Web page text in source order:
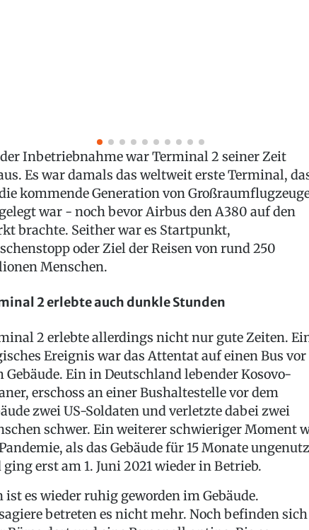
Inbetriebnahme war Terminal 2 seiner Zeit
Es war damals das weltweit erste Terminal,
kommende Generation von
war - noch bevor Airbus den A380 auf den
brachte. Seither war es Startpunkt,
oder Ziel der Reisen von rund 250
Menschen.
2 erlebte auch dunkle Stunden
2 erlebte allerdings nicht nur gute Zeiten.
Ereignis war das Attentat auf einen Bus vor
Gebäude. Ein in Deutschland lebender Kosovo-
erschoss an einer Bushaltestelle vor dem
zwei US-Soldaten und verletzte dabei zwei
schwer. Ein weiterer schwieriger Moment
als das Gebäude für 15 Monate
ging erst am 1. Juni 2021 wieder in Betrieb.
ist es wieder ruhig geworden im Gebäude.
betreten es nicht mehr. Noch befinden sich